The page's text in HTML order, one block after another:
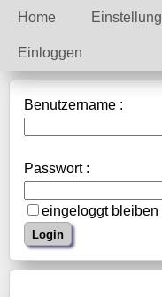
Home
Einloggen
Benutzername :
Passwort :
eingeloggt bleiben